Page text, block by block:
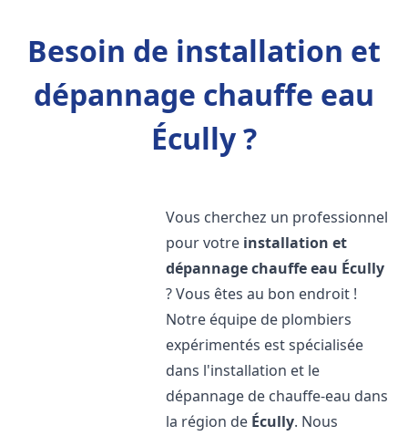
Besoin de installation et
dépannage chauffe eau
Écully ?
Vous cherchez un professionnel
pour votre installation et
dépannage chauffe eau Écully
? Vous êtes au bon endroit !
Notre équipe de plombiers
expérimentés est spécialisée
dans l'installation et le
dépannage de chauffe-eau dans
la région de Écully. Nous